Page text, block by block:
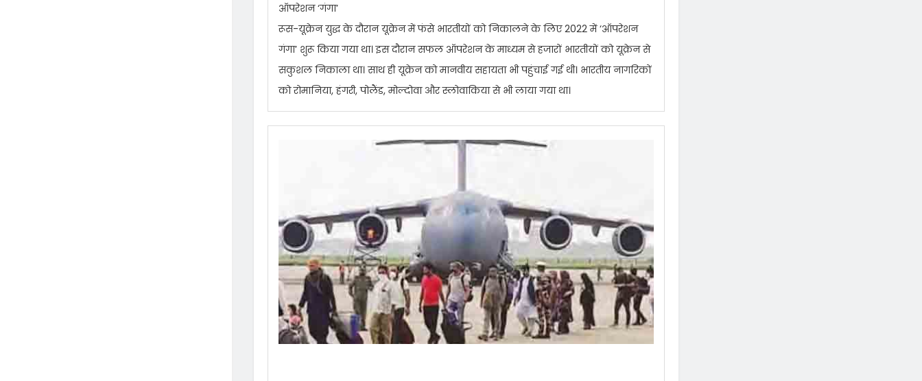
ऑपरेशन ‘गंगा’
रूस-यूक्रेन युद्ध के दौरान यूक्रेन में फंसे भारतीयों को निकालने के लिए 2022 में ‘ऑपरेशन
गंगा’ शुरू किया गया था। इस दौरान सफल ऑपरेशन के माध्यम से हजारों भारतीयों को यूक्रेन से
सकुशल निकाला था। साथ ही यूक्रेन को मानवीय सहायता भी पहुंचाई गई थी। भारतीय नागरिकों
को रोमानिया, हंगरी, पोलैंड, मोल्दोवा और स्लोवाकिया से भी लाया गया था।